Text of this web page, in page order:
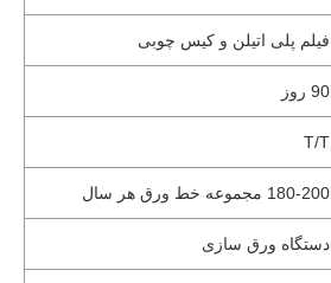
فیلم پلی اتیلن و کیس چوبی
90 روز
T/T
180-200 مجموعه خط ورق هر سال
دستگاه ورق سازی